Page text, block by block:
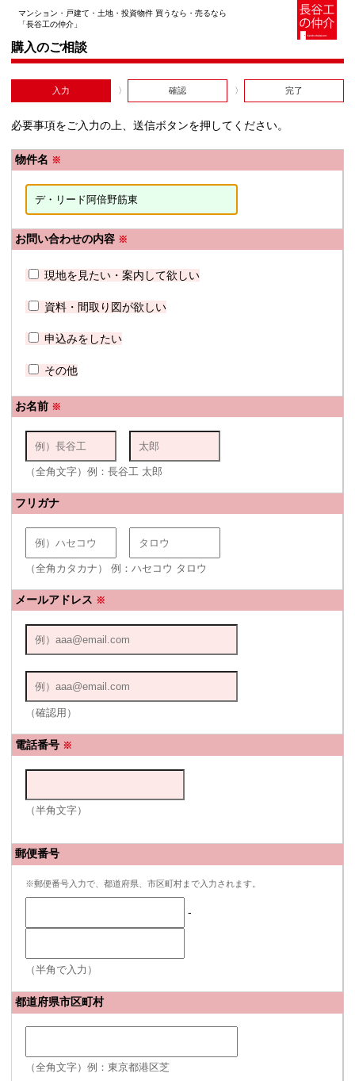
マンション・戸建て・土地・投資物件 買うなら・売るなら
「長谷工の仲介」
購入のご相談
入力 確認 完了
必要事項をご入力の上、送信ボタンを押してください。
物件名 ※
お問い合わせの内容 ※
現地を見たい・案内して欲しい
資料・間取り図が欲しい
申込みをしたい
その他
お名前 ※
（全角文字）例：長谷工 太郎
フリガナ
（全角カタカナ） 例：ハセコウ タロウ
メールアドレス ※
（確認用）
電話番号 ※
（半角文字）
郵便番号
※郵便番号入力で、都道府県、市区町村まで入力されます。
-
（半角で入力）
都道府県市区町村
（全角文字）例：東京都港区芝